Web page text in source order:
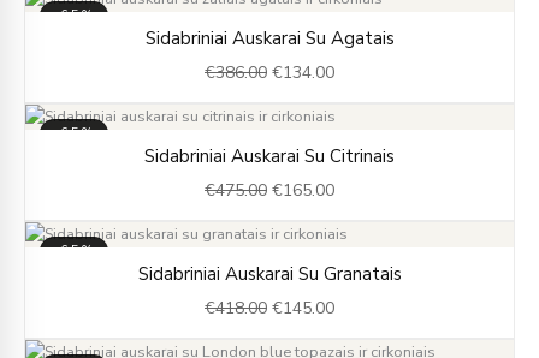
-65%
Sidabriniai Auskarai Su Agatais
€386.00
price
was:
€134.00
price
is:
-65%
Sidabriniai Auskarai Su Citrinais
€475.00
price
was:
€165.00
price
is:
-65%
Sidabriniai Auskarai Su Granatais
€418.00
price
was:
€145.00
price
is: